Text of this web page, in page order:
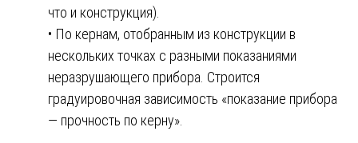
что и конструкция).
• По кернам, отобранным из конструкции в
нескольких точках с разными показаниями
неразрушающего прибора. Строится
градуировочная зависимость «показание прибора
— прочность по керну».